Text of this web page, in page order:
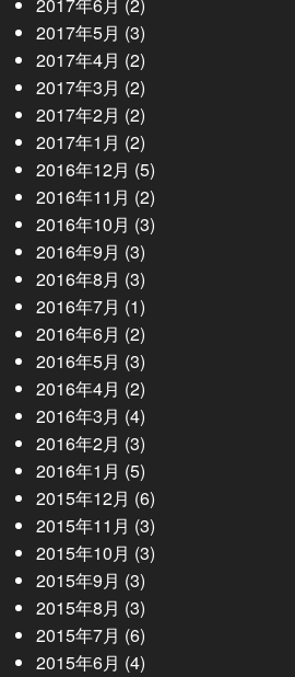
2017年6月 (2)
2017年5月 (3)
2017年4月 (2)
2017年3月 (2)
2017年2月 (2)
2017年1月 (2)
2016年12月 (5)
2016年11月 (2)
2016年10月 (3)
2016年9月 (3)
2016年8月 (3)
2016年7月 (1)
2016年6月 (2)
2016年5月 (3)
2016年4月 (2)
2016年3月 (4)
2016年2月 (3)
2016年1月 (5)
2015年12月 (6)
2015年11月 (3)
2015年10月 (3)
2015年9月 (3)
2015年8月 (3)
2015年7月 (6)
2015年6月 (4)